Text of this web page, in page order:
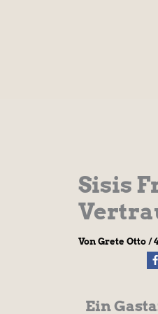
Sisis
Von Grete Otto /
Ein